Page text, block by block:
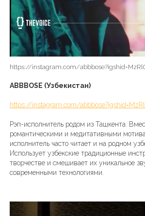
https://instagram.com/
ABBBOSE (Узбекистан)
https://instagram.com/
Рэп-исполнитель родом из Ташкента.
романтическими и медитативными
исполнитель часто читает и на родном
Использует узбекские традиционные
творчестве и смешивает их уникальное
современными технологиями.